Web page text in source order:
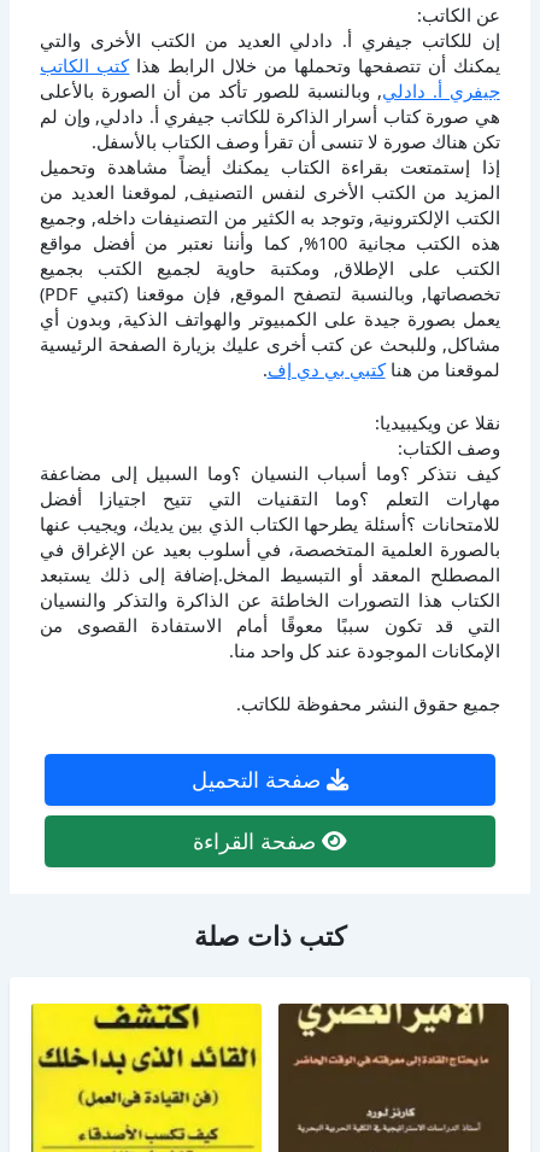
عن الكاتب:
إن للكاتب جيفري أ. دادلي العديد من الكتب الأخرى والتي
يمكنك أن تتصفحها وتحملها من خلال الرابط هذاكتب الكاتب
جيفري أ. دادلي, وبالنسبة للصور تأكد من أن الصورة بالأعلى
هي صورة كتاب أسرار الذاكرة للكاتب جيفري أ. دادلي, وإن لم
تكن هناك صورة لا تنسى أن تقرأ وصف الكتاب بالأسفل.
إذا إستمتعت بقراءة الكتاب يمكنك أيضاً مشاهدة وتحميل
المزيد من الكتب الأخرى لنفس التصنيف, لموقعنا العديد من
الكتب الإلكترونية, وتوجد به الكثير من التصنيفات داخله, وجميع
هذه الكتب مجانية 100%, كما وأننا نعتبر من أفضل مواقع
الكتب على الإطلاق, ومكتبة حاوية لجميع الكتب بجميع
تخصصاتها, وبالنسبة لتصفح الموقع, فإن موقعنا (كتبي PDF)
يعمل بصورة جيدة على الكمبيوتر والهواتف الذكية, وبدون أي
مشاكل, وللبحث عن كتب أخرى عليك بزيارة الصفحة الرئيسية
لموقعنا من هناكتبي بي دي إف.
نقلا عن ويكيبيديا:
وصف الكتاب:
كيف نتذكر ؟وما أسباب النسيان ؟وما السبيل إلى مضاعفة
مهارات التعلم ؟وما التقنيات التي تتيح اجتيازا أفضل
للامتحانات ؟أسئلة يطرحها الكتاب الذي بين يديك، ويجيب عنها
بالصورة العلمية المتخصصة، في أسلوب بعيد عن الإغراق في
المصطلح المعقد أو التبسيط المخل.إضافة إلى ذلك يستبعد
الكتاب هذا التصورات الخاطئة عن الذاكرة والتذكر والنسيان
التي قد تكون سببًا معوقًا أمام الاستفادة القصوى من
الإمكانات الموجودة عند كل واحد منا.
جميع حقوق النشر محفوظة للكاتب.
صفحة التحميل
صفحة القراءة
كتب ذات صلة